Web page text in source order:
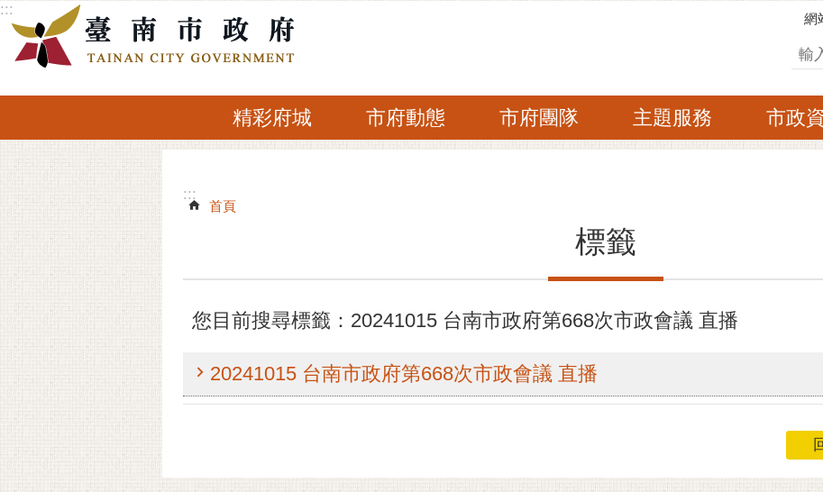
跳到主要內容區塊
:::
網
搜尋
精彩府城 市府動態 市府團隊 主題服務 市政
:::
:::
首頁
標籤
您目前搜尋標籤：20241015 台南市政府第668次市政會議 直播
20241015 台南市政府第668次市政會議 直播